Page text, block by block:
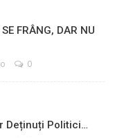
FRÂNG, DAR NU
0
Deținuți Politici…